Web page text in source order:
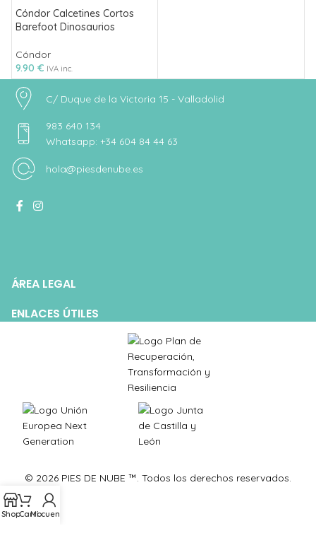
Cóndor Calcetines Cortos
Barefoot Dinosaurios
Cóndor
9.90 € IVA inc.
C/ Duque de la Victoria 15 - Valladolid
983 640 134
Whatsapp: +34 604 84 44 63
hola@piesdenube.es
ÁREA LEGAL
ENLACES ÚTILES
© 2026 PIES DE NUBE ™. Todos los derechos reservados.
ShopCarroMi cuenta